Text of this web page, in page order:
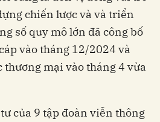
chiến lược và và triển
số quy mô lớn đã công bố
vào tháng 12/2024 và
mại vào tháng 4 vừa
của 9 tập đoàn viễn thông